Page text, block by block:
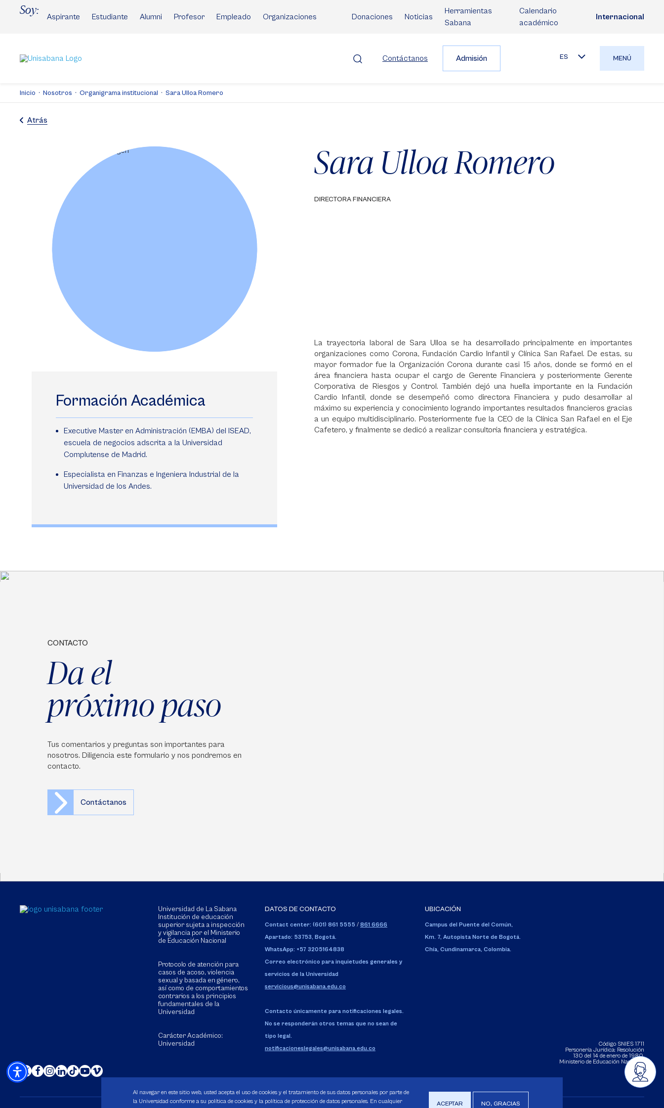
Soy:
Aspirante Estudiante Alumni Profesor Empleado Organizaciones Donaciones Noticias
Herramientas
Sabana
Calendario
académico
Internacional
Contáctanos Admisión ES MENÚ
Inicio Nosotros Organigrama institucional Sara Ulloa Romero
Atrás
Sara Ulloa Romero
DIRECTORA FINANCIERA
Formación Académica
Executive Master en Administración (EMBA) del ISEAD,
escuela de negocios adscrita a la Universidad
Complutense de Madrid.
Especialista en Finanzas e Ingeniera Industrial de la
Universidad de los Andes.
La trayectoria laboral de Sara Ulloa se ha desarrollado principalmente en importantes
organizaciones como Corona, Fundación Cardio Infantil y Clínica San Rafael. De estas, su
mayor formador fue la Organización Corona durante casi 15 años, donde se formó en el
área financiera hasta ocupar el cargo de Gerente Financiera y posteriormente Gerente
Corporativa de Riesgos y Control. También dejó una huella importante en la Fundación
Cardio Infantil, donde se desempeñó como directora Financiera y pudo desarrollar al
máximo su experiencia y conocimiento logrando importantes resultados financieros gracias
a un equipo multidisciplinario. Posteriormente fue la CEO de la Clínica San Rafael en el Eje
Cafetero, y finalmente se dedicó a realizar consultoría financiera y estratégica.
CONTACTO
Da el
próximo paso
Tus comentarios y preguntas son importantes para
nosotros. Diligencia este formulario y nos pondremos en
contacto.
Contáctanos
Universidad de La Sabana
Institución de educación
superior sujeta a inspección
y vigilancia por el Ministerio
de Educación Nacional
Protocolo de atención para
casos de acoso, violencia
sexual y basada en género,
así como de comportamientos
contrarios a los principios
fundamentales de la
Universidad
Carácter Académico:
Universidad
DATOS DE CONTACTO
Contact center: (601) 861 5555 / 861 6666
Apartado: 53753, Bogotá.
WhatsApp: +57 3205164838
Correo electrónico para inquietudes generales y
servicios de la Universidad
servicious@unisabana.edu.co
Contacto únicamente para notificaciones legales.
No se responderán otros temas que no sean de
tipo legal.
notificacioneslegales@unisabana.edu.co
UBICACIÓN
Campus del Puente del Común,
Km. 7, Autopista Norte de Bogotá.
Chía, Cundinamarca, Colombia.
Código SNIES 1711
Personería Jurídica: Resolución
130 del 14 de enero de 1980.
Ministerio de Educación Nacional.
Al navegar en este sitio web, usted acepta el uso de cookies y el tratamiento de sus datos personales por parte de
la Universidad conforme a su política de cookies y la política de protección de datos personales. En cualquier
ACEPTAR NO, GRACIAS